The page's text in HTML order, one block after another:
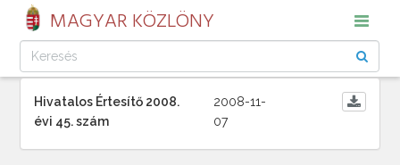
MAGYAR KÖZLÖNY
Hivatalos Értesítő 2008.
évi 45. szám
2008-11-
07